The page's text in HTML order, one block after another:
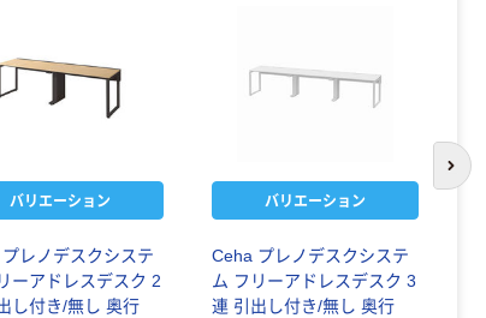
バリエーション
レノデスクシステ
ーアドレスデスク 2
し付き/無し 奥行
バリエーション
Ceha プレノデスクシステ
ム フリーアドレスデスク 3
連 引出し付き/無し 奥行
次